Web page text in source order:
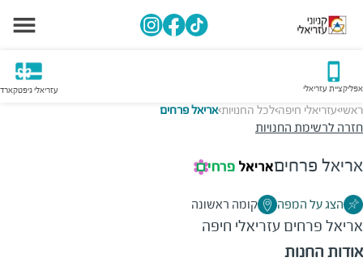
אפליקציית עזריאלי עזריאלי גיפטקארד
ראשי>עזריאלי חיפה>לכל החנויות>אריאל פרחים
חזרה לרשימת החנויות
אריאל פרחים
הצג על המפה קומה ראשונה
אריאל פרחים עזריאלי חיפה
אודות החנות